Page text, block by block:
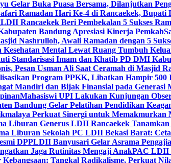
Gelar Buka Puasa Bersama, Dilanjutkan
Ramadan Hari Ke-4 di Rancaekek, Bupati
LDII Rancaekek Beri Pembekalan 5 Sukses
Bandung Apresiasi Kinerja Pemkab
Nashrulloh, Awali Ramadan dengan 5
Mental Lewat Ruang Tumbuh
Standarisasi Imam dan Khatib PD DMI
Pesan Usman Ali Saat Ceramah di Masjid
Program PPKK, Libatkan Hampir
Mandiri dan Bijak Finansial pada Generasi
Mahasiswi UPI Lakukan Kunjungan
Bandung Gelar Pelatihan Pendidikan
Perkuat Sinergi untuk Memakmurkan
Liburan Generus LDII Rancaekek
Liburan Sekolah PC LDII Bekasi Barat:
DPPLDII Banyusari Gelar Asrama
Jaga Rutinitas Mengaji AnakPAC LDII
Tangkal Radikalisme, Perkuat